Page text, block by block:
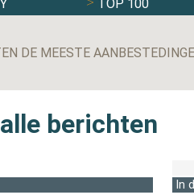
TOP 100
DE MEESTE
berichten
In